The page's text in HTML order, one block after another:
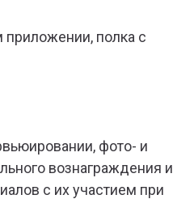
приложении, полка с
фото- и
вознаграждения и
с их участием при